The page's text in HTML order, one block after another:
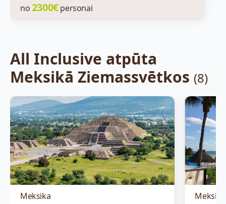
no2300€personai
All Inclusive atpūta
Meksikā Ziemassvētkos (8)
Meksika